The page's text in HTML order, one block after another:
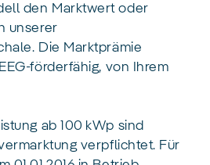
den Marktwert oder
unserer
Die Marktprämie
förderfähig, von Ihrem
ab 100 kWp sind
verpflichtet. Für